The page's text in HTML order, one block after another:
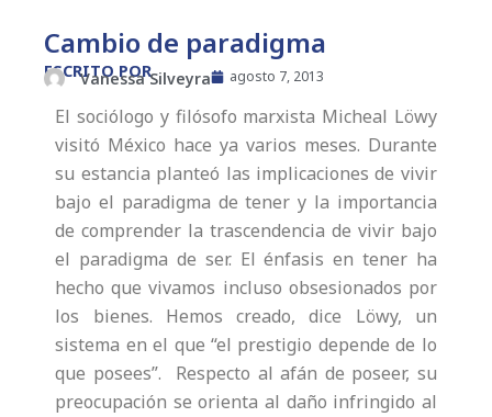
Intervenciones
Súmate
Blog
Infórmate
Cambio de paradigma
ESCRITO POR
Vanessa Silveyra agosto 7, 2013
El sociólogo y filósofo marxista Micheal Löwy
visitó México hace ya varios meses. Durante
su estancia planteó las implicaciones de vivir
bajo el paradigma de tener y la importancia
de comprender la trascendencia de vivir bajo
el paradigma de ser. El énfasis en tener ha
hecho que vivamos incluso obsesionados por
los bienes. Hemos creado, dice Löwy, un
sistema en el que “el prestigio depende de lo
que posees”. Respecto al afán de poseer, su
preocupación se orienta al daño infringido al